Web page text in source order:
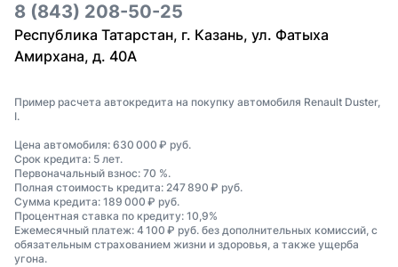
8 (843) 208-50-25
Республика Татарстан, г. Казань, ул. Фатыха
Амирхана, д. 40А
Пример расчета автокредита на покупку автомобиля Renault Duster,
I.
Цена автомобиля: 630 000 ₽ руб.
Срок кредита: 5 лет.
Первоначальный взнос: 70 %.
Полная стоимость кредита: 247 890 ₽ руб.
Сумма кредита: 189 000 ₽ руб.
Процентная ставка по кредиту: 10,9%
Ежемесячный платеж: 4 100 ₽ руб. без дополнительных комиссий, с
обязательным страхованием жизни и здоровья, а также ущерба
угона.